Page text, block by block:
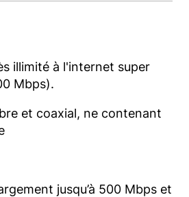
illimité à l'internet super
Mbps).
et coaxial, ne contenant
jusqu’à 500 Mbps et